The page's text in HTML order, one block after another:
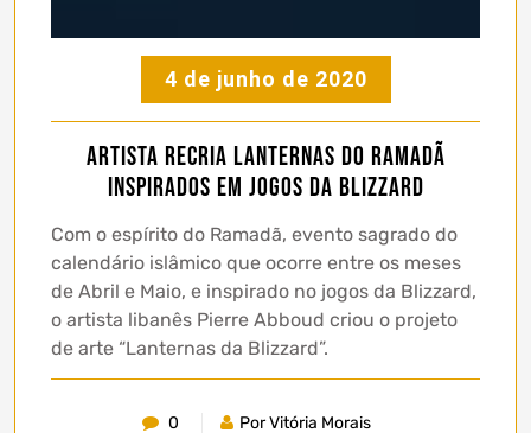
4 de junho de 2020
Artista recria lanternas do Ramadã
inspirados em jogos da Blizzard
Com o espírito do Ramadã, evento sagrado do
calendário islâmico que ocorre entre os meses
de Abril e Maio, e inspirado no jogos da Blizzard,
o artista libanês Pierre Abboud criou o projeto
de arte “Lanternas da Blizzard”.
0 Por Vitória Morais